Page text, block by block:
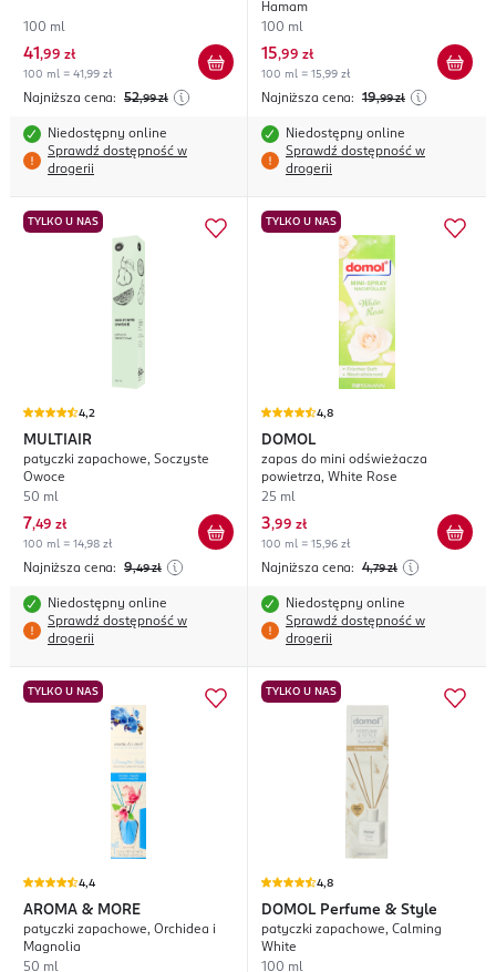
100 ml
41 ,99 zł
100 ml = 41,99 zł
Najniższa cena: 52,99 zł
Niedostępny online
Sprawdź dostępność w
drogerii
Hamam
100 ml
15,99 zł
100 ml = 15,99 zł
Najniższa cena: 19,99 zł
Niedostępny online
Sprawdź dostępność w
drogerii
TYLKO U NAS
4,2
MULTIAIR
patyczki zapachowe, Soczyste
Owoce
50 ml
7,49 zł
100 ml = 14,98 zł
Najniższa cena: 9,49 zł
Niedostępny online
Sprawdź dostępność w
drogerii
TYLKO U NAS
4,8
DOMOL
zapas do mini odświeżacza
powietrza, White Rose
25 ml
3,99 zł
100 ml = 15,96 zł
Najniższa cena: 4,79 zł
Niedostępny online
Sprawdź dostępność w
drogerii
TYLKO U NAS
4,4
AROMA & MORE
patyczki zapachowe, Orchidea i
Magnolia
50 ml
TYLKO U NAS
4,8
DOMOL Perfume & Style
patyczki zapachowe, Calming
White
100 ml